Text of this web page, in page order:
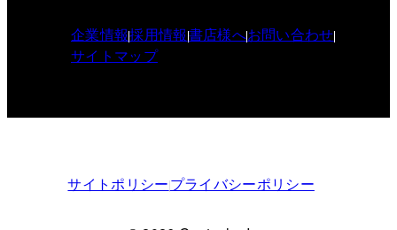
企業情報採用情報書店様へお問い合わせ
サイトマップ
サイトポリシープライバシーポリシー